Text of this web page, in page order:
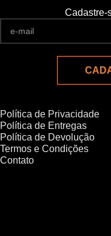
Cadastre-
Política de Privacidade
Política de Entregas
Política de Devolução
Termos e Condições
Contato